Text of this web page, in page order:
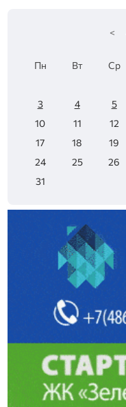
<
Пн Вт Ср
3
4 5
10
11 12
17
18 19
24
25 26
31